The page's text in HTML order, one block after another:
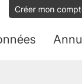
Créer mon